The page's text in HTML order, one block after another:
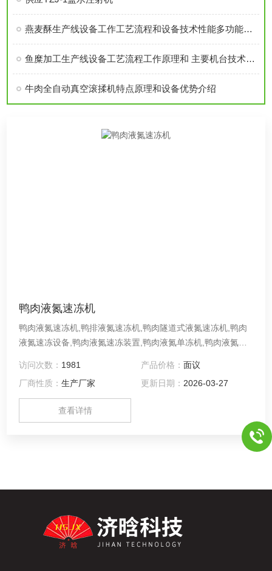
燕麦酥生产线设备工作工艺流程和设备技术性能多功能用途介绍
鱼糜加工生产线设备工艺流程工作原理和 主要机台技术参数介绍
牛肉全自动真空滚揉机特点原理和设备优势介绍
鸭肉液氮速冻机
鸭肉液氮速冻机,鸭排液氮速冻机,鸭肉隧道式液氮速冻机,鸭肉
液氮速冻设备,鸭肉液氮速冻装置,鸭肉液氮单冻机,鸭肉液氮冻
实现产品的快速冻结，冻结速度极快； 采用进口温度控制器，
配合进口流量控制阀，实现自动调节LN2/LCO2，节约生产成
本； 全不锈钢材质制作，增设不锈钢内胆，耐低温，运行稳定
可靠； 适用于冻结水产品、面食品、果蔬等附加值较高或有特
访问次数： 1981 产品价格： 面议
厂商性质：生产厂家 更新日期： 2026-03-27
查看详情